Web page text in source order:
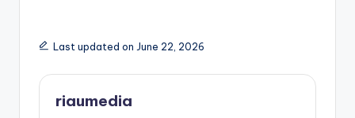
Last updated on June 22, 2026
riaumedia